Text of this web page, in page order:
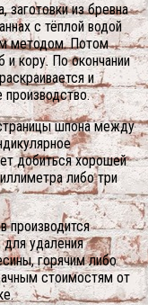
заготовки из бревна
с тёплой водой
методом. Потом
и кору. По окончании
и
шпона между
добиться хорошей
либо три
производится
удаления
горячим либо
стоимостям от